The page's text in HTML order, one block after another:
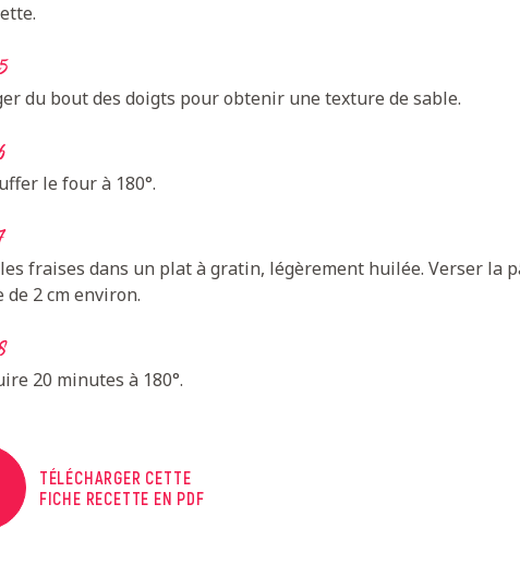
du bout des doigts pour obtenir une texture de sable.
le four à 180°.
fraises dans un plat à gratin, légèrement huilée. Verser la
de 2 cm environ.
20 minutes à 180°.
TÉLÉCHARGER CETTE
FICHE RECETTE EN PDF